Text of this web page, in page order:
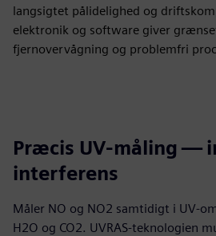
langsigtet pålidelighed og
elektronik og software giver
fjernovervågning og problemfri
Præcis UV-måling —
interferens
Måler NO og NO2 samtidigt i UV-
H2O og CO2. UVRAS-teknologien